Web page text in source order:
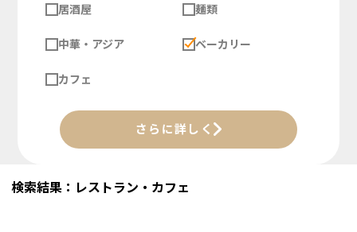
居酒屋 麺類
中華・アジア ベーカリー
カフェ
さらに詳しく
検索結果：レストラン・カフェ